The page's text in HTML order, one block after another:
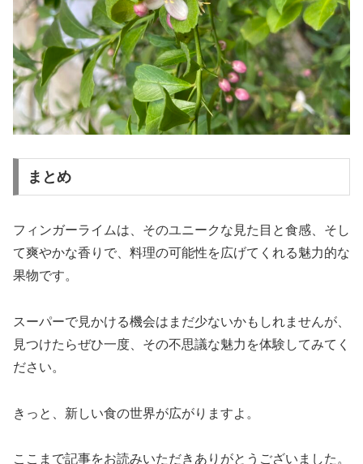
まとめ
フィンガーライムは、そのユニークな見た目と食感、そし
て爽やかな香りで、料理の可能性を広げてくれる魅力的な
果物です。
スーパーで見かける機会はまだ少ないかもしれませんが、
見つけたらぜひ一度、その不思議な魅力を体験してみてく
ださい。
きっと、新しい食の世界が広がりますよ。
ここまで記事をお読みいただきありがとうございました。